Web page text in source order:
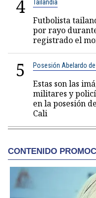
4 Tailandia
Futbolista
por rayo
registrado el
5 Posesión Abelardo
Estas son las
militares y
en la posesión
Cali